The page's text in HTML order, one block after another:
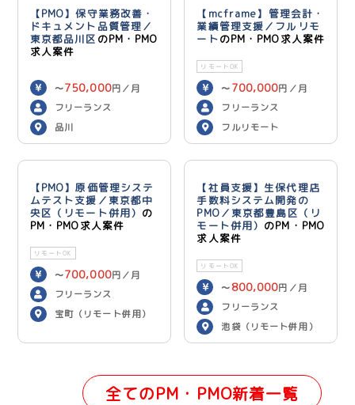
【PMO】保守業務改善・
ドキュメント品質管理／
東京都品川区 のPM・PMO
求人案件
〜750,000円／月
フリーランス
品川
【mcframe】管理会計・
業績管理支援／フルリモ
ートのPM・PMO求人案件
リモートOK
〜 700,000円／月
フリーランス
フルリモート
【PMO】原価管理システ
ムテスト支援／東京都中
央区（リモート併用） の
PM・PMO求人案件
リモートOK
〜700,000円／月
フリーランス
宝町（リモート併用）
【社員支援】生保代理店
手数料システム開発の
PMO／東京都豊島区（リ
モート併用） のPM・PMO
求人案件
リモートOK
〜 800,000円／月
フリーランス
池袋（リモート併用）
全てのPM・PMO新着一覧